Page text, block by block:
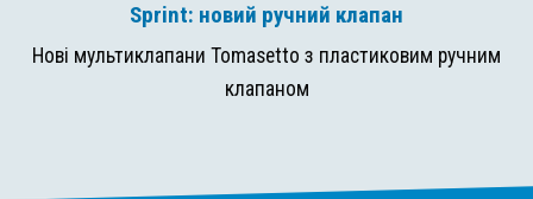
Sprint: новий ручний клапан
Нові мультиклапани Tomasetto з пластиковим ручним
клапаном